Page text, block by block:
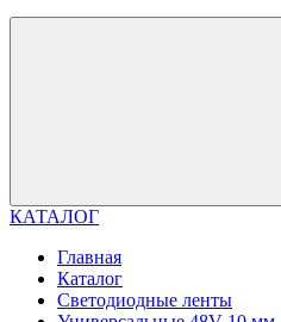
КАТАЛОГ
Главная
Каталог
Светодиодные ленты